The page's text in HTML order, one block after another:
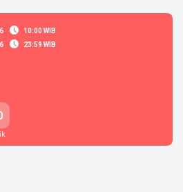
10:00 WIB
23:59 WIB